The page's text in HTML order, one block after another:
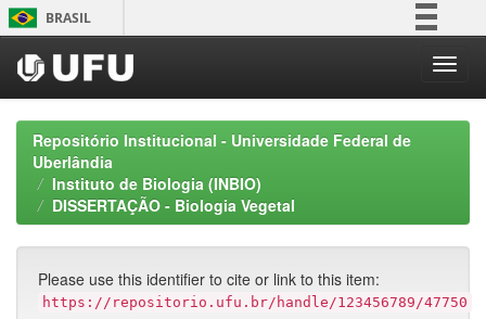
Skip
navigation
BRASIL
Participe
Acesso à informação
Repositório Institucional - Universidade Federal de
Uberlândia
Instituto de Biologia (INBIO)
DISSERTAÇÃO - Biologia Vegetal
Please use this identifier to cite or link to this item:
https://repositorio.ufu.br/handle/123456789/47750